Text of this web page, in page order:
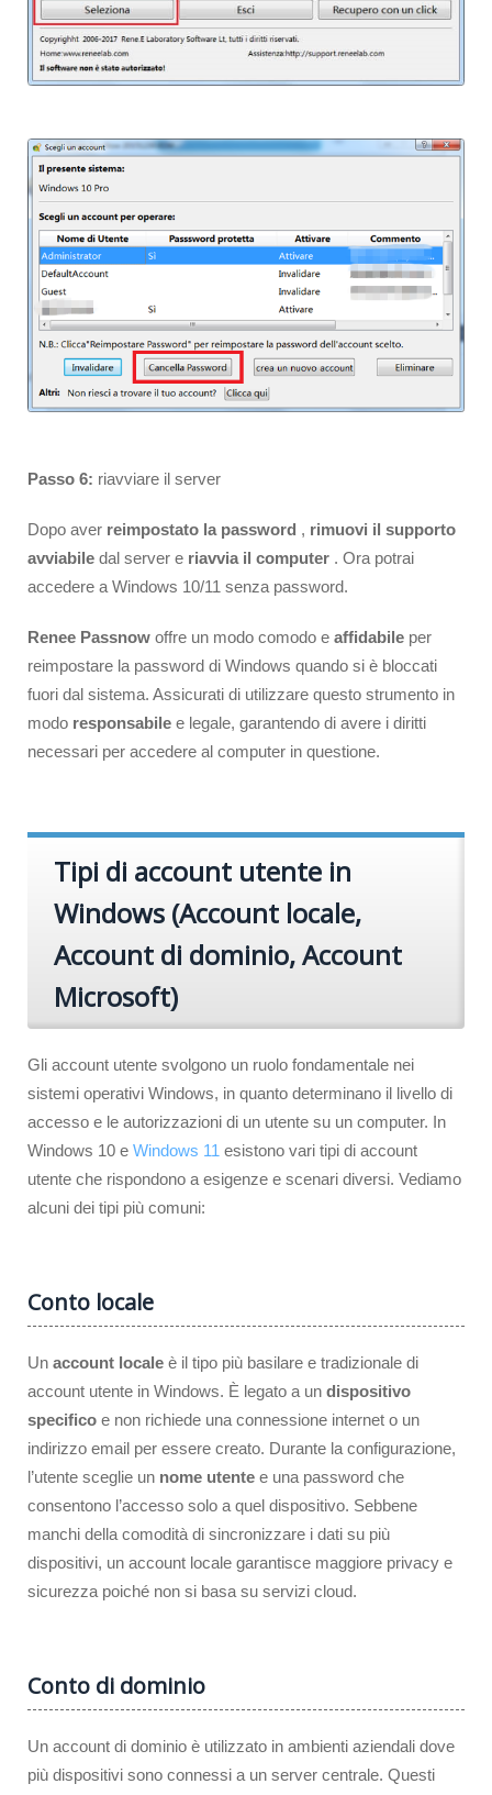
Passo 6: riavviare il server
Dopo aver reimpostato la password , rimuovi il supporto
avviabile dal server e riavvia il computer . Ora potrai
accedere a Windows 10/11 senza password.
Renee Passnow offre un modo comodo e affidabile per
reimpostare la password di Windows quando si è bloccati
fuori dal sistema. Assicurati di utilizzare questo strumento in
modo responsabile e legale, garantendo di avere i diritti
necessari per accedere al computer in questione.
Tipi di account utente in
Windows (Account locale,
Account di dominio, Account
Microsoft)
Gli account utente svolgono un ruolo fondamentale nei
sistemi operativi Windows, in quanto determinano il livello di
accesso e le autorizzazioni di un utente su un computer. In
Windows 10 e Windows 11 esistono vari tipi di account
utente che rispondono a esigenze e scenari diversi. Vediamo
alcuni dei tipi più comuni:
Conto locale
Un account locale è il tipo più basilare e tradizionale di
account utente in Windows. È legato a un dispositivo
specifico e non richiede una connessione internet o un
indirizzo email per essere creato. Durante la configurazione,
l’utente sceglie un nome utente e una password che
consentono l’accesso solo a quel dispositivo. Sebbene
manchi della comodità di sincronizzare i dati su più
dispositivi, un account locale garantisce maggiore privacy e
sicurezza poiché non si basa su servizi cloud.
Conto di dominio
Un account di dominio è utilizzato in ambienti aziendali dove
più dispositivi sono connessi a un server centrale. Questi